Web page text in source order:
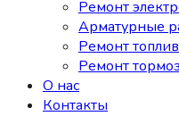
Ремонт
Арматурные
Ремонт
Ремонт
О нас
Контакты